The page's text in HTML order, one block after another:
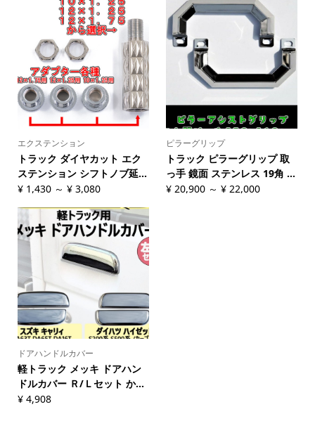
エクステンション
トラック ダイヤカット エク
ステンション シフトノブ延...
¥1,430～ ¥3,080
ピラーグリップ
トラック ピラーグリップ 取
っ手 鏡面 ステンレス 19角 ...
¥ 20,900 ～¥ 22,000
ドアハンドルカバー
軽トラック メッキ ドアハン
ドルカバー Ｒ/Ｌセット か...
¥4,908